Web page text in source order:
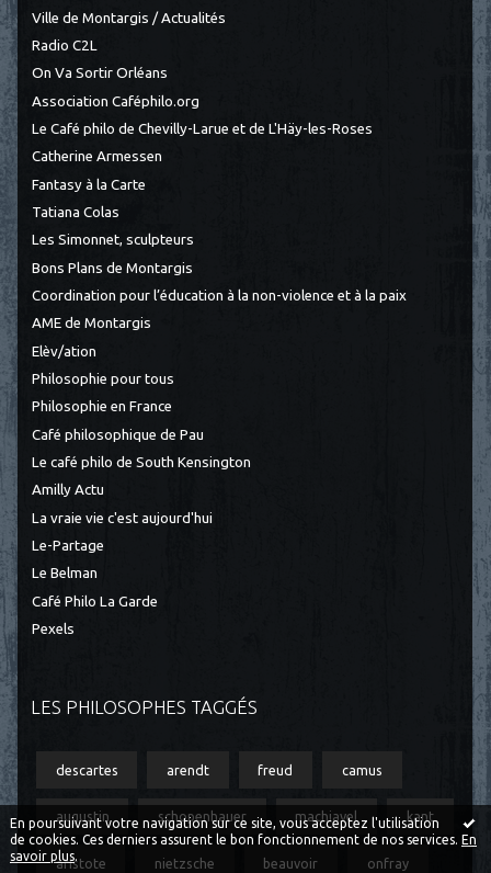
En poursuivant votre navigation sur ce site, vous acceptez l'utilisation
de cookies. Ces derniers assurent le bon fonctionnement de nos services. En
savoir plus.
Ville de Montargis / Actualités
Radio C2L
On Va Sortir Orléans
Association Caféphilo.org
Le Café philo de Chevilly-Larue et de L'Häy-les-Roses
Catherine Armessen
Fantasy à la Carte
Tatiana Colas
Les Simonnet, sculpteurs
Bons Plans de Montargis
Coordination pour l’éducation à la non-violence et à la paix
AME de Montargis
Elèv/ation
Philosophie pour tous
Philosophie en France
Café philosophique de Pau
Le café philo de South Kensington
Amilly Actu
La vraie vie c'est aujourd'hui
Le-Partage
Le Belman
Café Philo La Garde
Pexels
LES PHILOSOPHES TAGGÉS
descartes arendt freud camus
augustin schopenhauer machiavel kant
aristote nietzsche beauvoir onfray